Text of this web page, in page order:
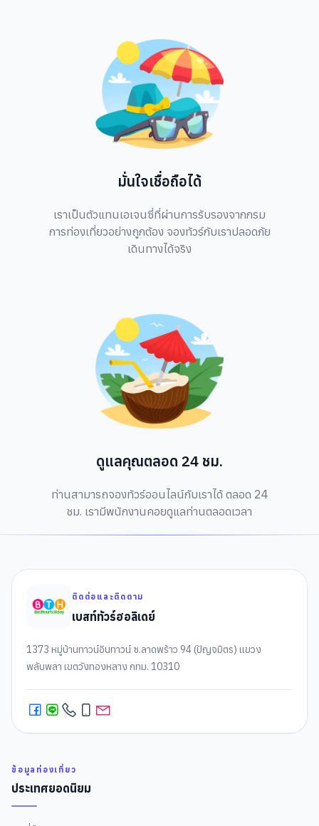
มั่นใจเชื่อถือได้
เราเป็นตัวแทนเอเจนซี่ที่ผ่านการรับรองจากกรม
การท่องเที่ยวอย่างถูกต้อง จองทัวร์กับเราปลอดภัย
เดินทางได้จริง
ดูแลคุณตลอด 24 ชม.
ท่านสามารถจองทัวร์ออนไลน์กับเราได้ ตลอด 24
ชม. เรามีพนักงานคอยดูแลท่านตลอดเวลา
ติดต่อและติดตาม
เบสท์ทัวร์ฮอลิเดย์
1373 หมู่บ้านทาวน์อินทาวน์ ซ.ลาดพร้าว 94 (ปัญจมิตร) แขวง
พลับพลา เขตวังทองหลาง กทม. 10310
ข้อมูลท่องเที่ยว
ประเทศยอดนิยม